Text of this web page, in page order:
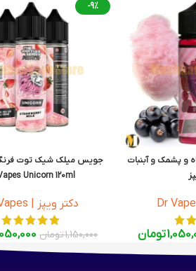
و پشمک و آبنبات
تومان
-9%
جویس میلک شیک توت
Unicorn 120ml
دکتر ویپز | Dr Vapes
1,150,000تومان